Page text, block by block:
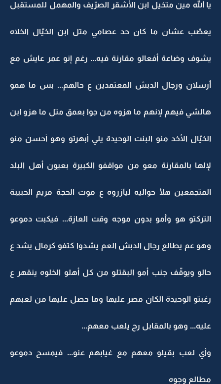
يا الله مين متخيل ابن الأشقر الصرّيف والمهمل للمستقبل
يعصّب عشان ما كان حد عصامي متل ابن الخيّال الخلاه
يشوف وضاعة أفعالو مقارنة فيه... رغم إنو عمر عايش مع
أرسلان ورجال الدبش المعتمدين ع حالهم... بس ما همو
هالشي فيهم لإنهم ما هزوه من جوا بعمق متل ما هزو ابن
الخيّال الأخد منو البنت الوحيدة يلي أبهرتو وهو أحسن منو
لإلها بالمقارنة معو من مواقفو الكبيرة بعيون أهل البلد
المتجمعين هلأ حواليه ليآزروه ع موت الحجة مريم الحبيبة
التركتو هو وأمو بدون موجه وقت العازة... فيكبت دموعو
وهو عم يطالع رجال الدبش العم يشدوا كتفو كرمال يشد ع
حالو ويوقّف جنب أمو البقتلو من كل أهلو الخلوه ينقهر ع
رغبتو الوحيدة الكان مصر عليها وما حصل عليها من لعبهم
عليه... وهو بالمقابل رح يلعب معهم...
وأي لعب بقيلو معهم مع غيابهم عنو... فيمسح دموعو
مطالع وجوه